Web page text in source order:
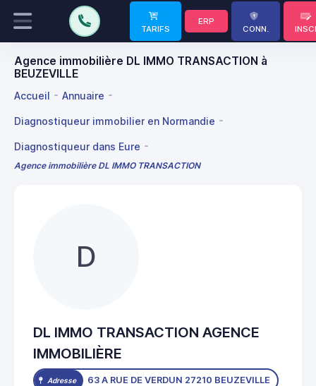
TARIFS
ERP
CONN.
Agence immobilière DL IMMO TRANSACTION à
BEUZEVILLE
Accueil Annuaire
Diagnostiqueur immobilier en Normandie
Diagnostiqueur dans Eure
Agence immobilière DL IMMO TRANSACTION
D
DL IMMO TRANSACTION AGENCE
IMMOBILIÈRE
Adresse 63 A RUE DE VERDUN 27210 BEUZEVILLE